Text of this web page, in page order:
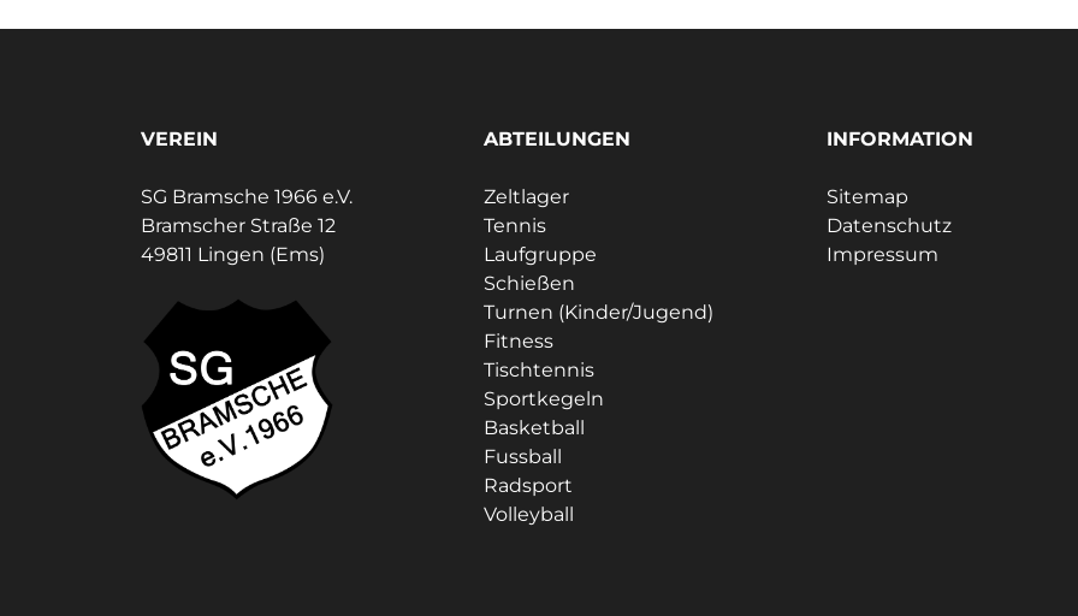
VEREIN
SG Bramsche 1966 e.V.
Bramscher Straße 12
49811 Lingen (Ems)
ABTEILUNGEN
Zeltlager
Tennis
Laufgruppe
Schießen
Turnen (Kinder/Jugend)
Fitness
Tischtennis
Sportkegeln
Basketball
Fussball
Radsport
Volleyball
INFORMATION
Sitemap
Datenschutz
Impressum